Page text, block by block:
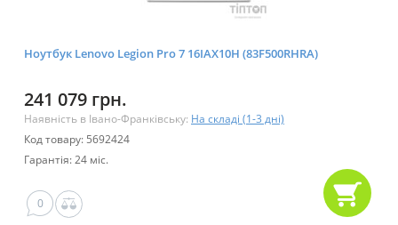
Ноутбук Lenovo Legion Pro 7 16IAX10H (83F500RHRA)
241 079 грн.
Наявність в Івано-Франківську: На складі (1-3 дні)
Код товару: 5692424
Гарантія: 24 міс.
0